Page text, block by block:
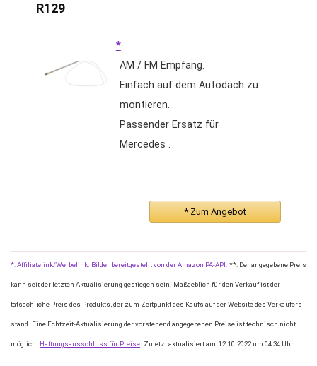
R129
*
AM / FM Empfang.
Einfach auf dem Autodach zu
montieren.
Passender Ersatz für
Mercedes .
* Zum Angebot
*: Affiliatelink/Werbelink. Bilder bereitgestellt von der Amazon PA-API. **: Der angegebene Preis
kann seit der letzten Aktualisierung gestiegen sein. Maßgeblich für den Verkauf ist der
tatsächliche Preis des Produkts, der zum Zeitpunkt des Kaufs auf der Website des Verkäufers
stand. Eine Echtzeit-Aktualisierung der vorstehend angegebenen Preise ist technisch nicht
möglich. Haftungsausschluss für Preise . Zuletzt aktualisiert am: 12.10.2022 um 04:34 Uhr.